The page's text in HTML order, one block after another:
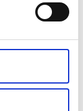
på
som kör